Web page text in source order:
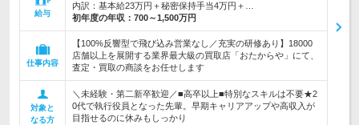
給与
内訳：基本給23万円＋秘密保持手当4万円＋…
初年度の年収： 700～1,500万円
仕事内容
【100%反響型で飛び込み営業なし／充実の研修あり】18000
店舗以上を展開する業界最大級の買取店「おたからや」にて、
査定・買取の商談をお任せします
対象と
なる方
＼未経験・第二新卒歓迎／■高卒以上■特別なスキルは不要★2
0代で執行役員となった先輩。早期キャリアアップや高収入が
目指せるのに休みもしっかり